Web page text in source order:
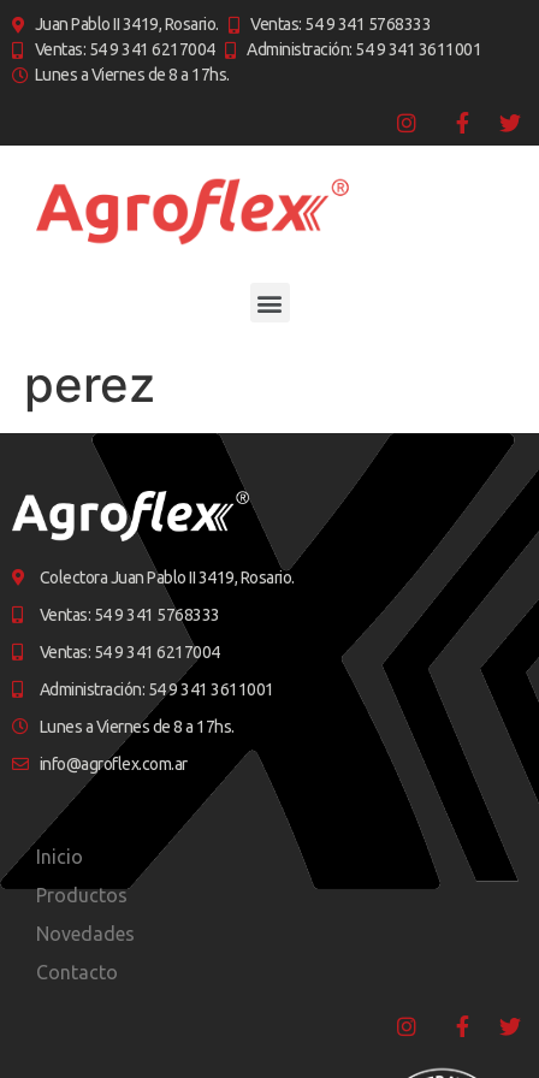
Juan Pablo II 3419, Rosario.
Ventas: 54 9 341 5768333
Ventas: 54 9 341 6217004
Administración: 54 9 341 3611001
Lunes a Viernes de 8 a 17hs.
perez
Colectora Juan Pablo II 3419, Rosario.
Ventas: 54 9 341 5768333
Ventas: 54 9 341 6217004
Administración: 54 9 341 3611001
Lunes a Viernes de 8 a 17hs.
info@agroflex.com.ar
Inicio
Productos
Novedades
Contacto